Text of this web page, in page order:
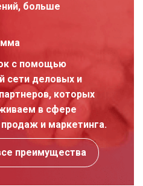
больше
с помощью
сети деловых и
которых
в сфере
и маркетинга.
преимущества